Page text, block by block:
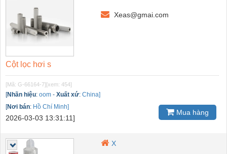
Xeas@gmai.com
Cột lọc hơi s
[Mã: G-66164-7] [xem: 454]
[Nhãn hiệu: oom - Xuất xứ: China]
[Nơi bán: Hồ Chí Minh]
2026-03-03 13:31:11]
Mua hàng
X